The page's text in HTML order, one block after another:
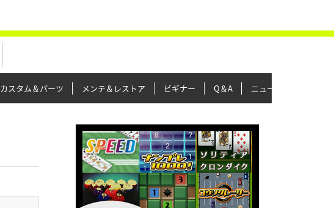
カスタム＆パーツ メンテ＆レストア ビギナー Q＆A ニュース＆トピックス